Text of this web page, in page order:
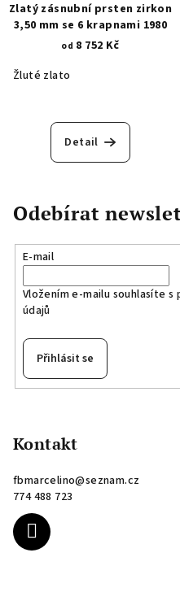
Zlatý zásnubní prsten zirkon
3,50 mm se 6 krapnami 1980
od 8 752 Kč
Žluté zlato
Detail
Odebírat
E-mail
Vložením e-mailu souhlasíte s
údajů
Přihlásit se
Kontakt
fbmarcelino@seznam.cz
774 488 723